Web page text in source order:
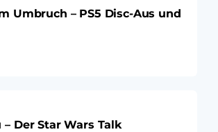
Umbruch – PS5 Disc-Aus und
Der Star Wars Talk